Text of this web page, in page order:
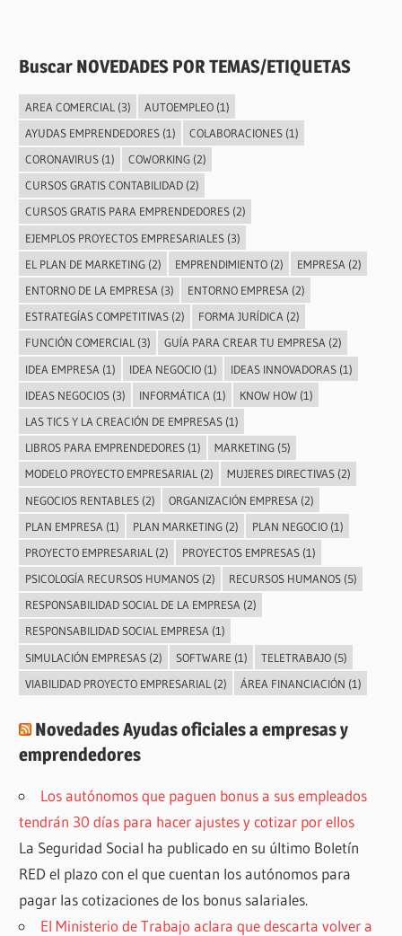
Buscar NOVEDADES POR TEMAS/ETIQUETAS
AREA COMERCIAL (3) AUTOEMPLEO(1)
AYUDAS EMPRENDEDORES(1) COLABORACIONES(1)
CORONAVIRUS(1) COWORKING(2)
CURSOS GRATIS CONTABILIDAD(2)
CURSOS GRATIS PARA EMPRENDEDORES(2)
EJEMPLOS PROYECTOS EMPRESARIALES(3)
EL PLAN DE MARKETING(2) EMPRENDIMIENTO(2) EMPRESA (2)
ENTORNO DE LA EMPRESA (3) ENTORNO EMPRESA (2)
ESTRATEGÍAS COMPETITIVAS(2) FORMA JURÍDICA(2)
FUNCIÓN COMERCIAL(3) GUÍA PARA CREAR TU EMPRESA(2)
IDEA EMPRESA (1) IDEA NEGOCIO(1) IDEAS INNOVADORAS(1)
IDEAS NEGOCIOS(3) INFORMÁTICA (1) KNOW HOW(1)
LAS TICS Y LA CREACIÓN DE EMPRESAS(1)
LIBROS PARA EMPRENDEDORES(1) MARKETING(5)
MODELO PROYECTO EMPRESARIAL(2) MUJERES DIRECTIVAS(2)
NEGOCIOS RENTABLES(2) ORGANIZACIÓN EMPRESA (2)
PLAN EMPRESA (1) PLAN MARKETING(2) PLAN NEGOCIO(1)
PROYECTO EMPRESARIAL (2) PROYECTOS EMPRESAS(1)
PSICOLOGÍA RECURSOS HUMANOS(2) RECURSOS HUMANOS(5)
RESPONSABILIDAD SOCIAL DE LA EMPRESA(2)
RESPONSABILIDAD SOCIAL EMPRESA(1)
SIMULACIÓN EMPRESAS(2) SOFTWARE (1) TELETRABAJO(5)
VIABILIDAD PROYECTO EMPRESARIAL (2) ÁREA FINANCIACIÓN (1)
Novedades Ayudas oficiales a empresas y
emprendedores
Los autónomos que paguen bonus a sus empleados
tendrán 30 días para hacer ajustes y cotizar por ellos
La Seguridad Social ha publicado en su último Boletín
RED el plazo con el que cuentan los autónomos para
pagar las cotizaciones de los bonus salariales.
El Ministerio de Trabajo aclara que descarta volver a